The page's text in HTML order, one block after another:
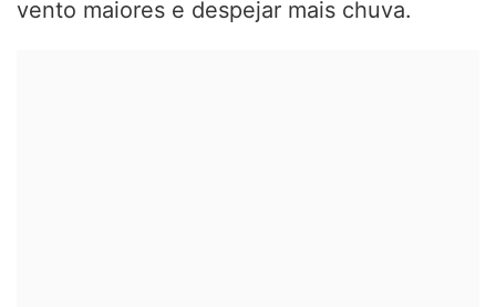
vento maiores e despejar mais chuva.